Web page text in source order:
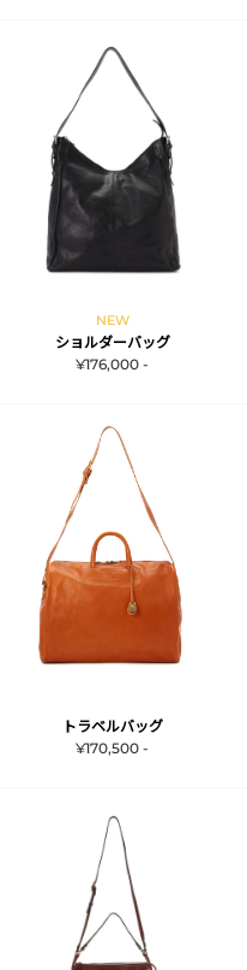
NEW
ショルダーバッグ
¥176,000 -
トラベルバッグ
¥170,500 -